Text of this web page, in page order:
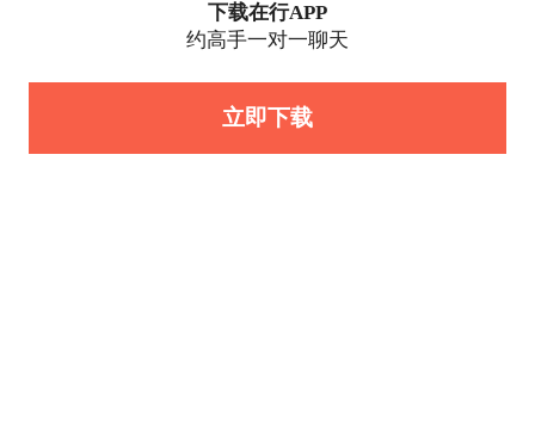
下载在行APP
约高手一对一聊天
立即下载